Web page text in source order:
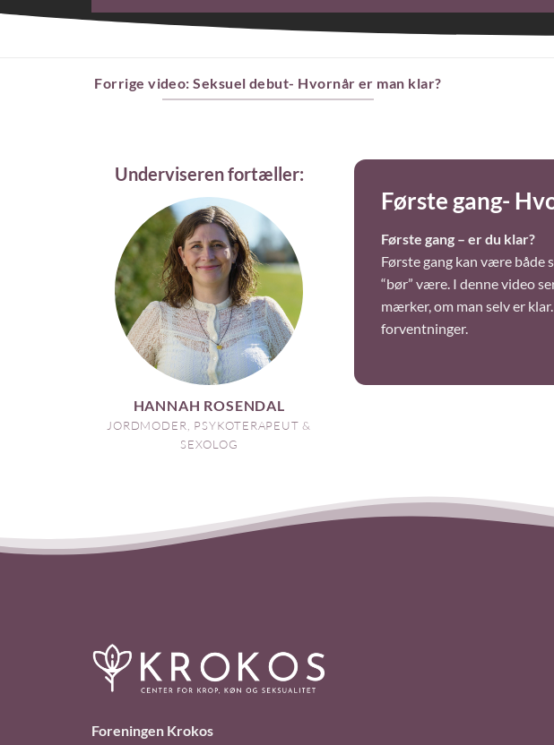
Forrige video: Seksuel debut- Hvornår er man klar?
Underviseren fortæller:
HANNAH ROSENDAL
JORDMODER, PSYKOTERAPEUT &
SEXOLOG
Første gang-
Første gang – er du klar?
Første gang kan være både
“bør” være. I denne video
mærker, om man selv er
forventninger.
Foreningen Krokos